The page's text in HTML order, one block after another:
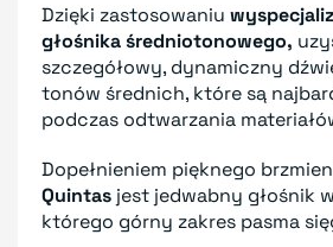
Dzięki zastosowaniu
głośnika średniotonowego,
szczegółowy, dynamiczny
tonów średnich, które są
podczas odtwarzania
Dopełnieniem pięknego
Quintas jest jedwabny głośnik
którego górny zakres pasma